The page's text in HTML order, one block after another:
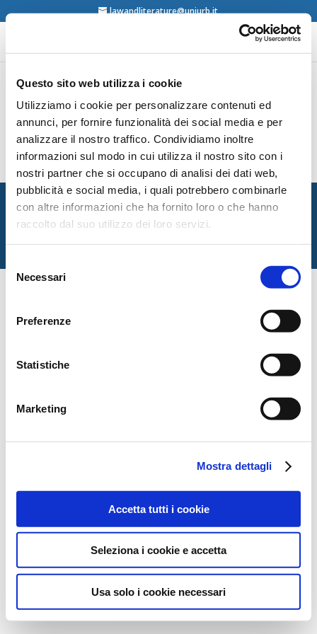
Questo sito web utilizza i cookie
Utilizziamo i cookie per personalizzare contenuti ed
annunci, per fornire funzionalità dei social media e per
analizzare il nostro traffico. Condividiamo inoltre
informazioni sul modo in cui utilizza il nostro sito con i
nostri partner che si occupano di analisi dei dati web,
pubblicità e social media, i quali potrebbero combinarle
con altre informazioni che ha fornito loro o che hanno
raccolto dal suo utilizzo dei loro servizi.
delNecessari
Preferenze
Statistiche
Marketing
Mostra dettagli
Accetta tutti i cookie
Seleziona i cookie e accetta
Usa solo i cookie necessari
lawandliterature@uniurb.it
Chris Butler & Edward Mussawir (Eds.), Spaces
of Justice. Peripheries, passages,
appropriations, Routledge, New York, 2017
contents
Italian Society for Law and Literature
Dipartimento di Giurisprudenza — Università degli Studi